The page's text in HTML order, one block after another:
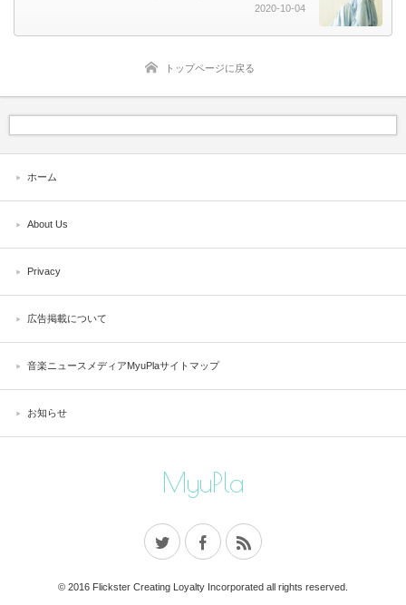
2020-10-04
トップページに戻る
ホーム
About Us
Privacy
広告掲載について
音楽ニュースメディアMyuPlaサイトマップ
お知らせ
MyuPla
© 2016 Flickster Creating Loyalty Incorporated all rights reserved.